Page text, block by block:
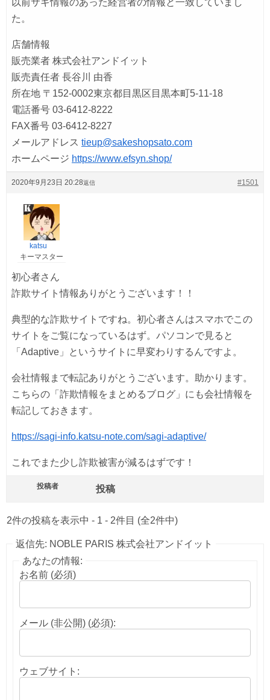
た。
店舗情報
販売業者 株式会社アンドイット
販売責任者 長谷川 由香
所在地 〒152-0002東京都目黒区目黒本町5-11-18
電話番号 03-6412-8222
FAX番号 03-6412-8227
メールアドレス tieup@sakeshopsato.com
ホームページ https://www.efsyn.shop/
2020年9月23日 20:28 #1501
返信
katsu
キーマスター
初心者さん
詐欺サイト情報ありがとうございます！！
典型的な詐欺サイトですね。初心者さんはスマホでこの
サイトをご覧になっているはず。パソコンで見ると
「Adaptive」というサイトに早変わりするんですよ。
会社情報まで転記ありがとうございます。助かります。
こちらの「詐欺情報をまとめるブログ」にも会社情報を
転記しておきます。
https://sagi-info.katsu-note.com/sagi-adaptive/
これでまた少し詐欺被害が減るはずです！
投稿者 投稿
2件の投稿を表示中 - 1 - 2件目 (全2件中)
返信先: NOBLE PARIS 株式会社アンドイット
あなたの情報:
お名前 (必須)
メール (非公開) (必須):
ウェブサイト: